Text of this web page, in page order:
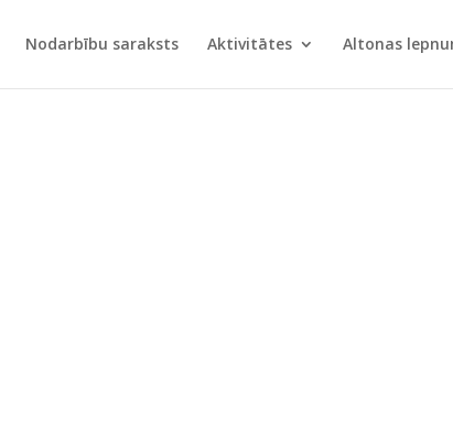
Nodarbību saraksts Aktivitātes Altonas